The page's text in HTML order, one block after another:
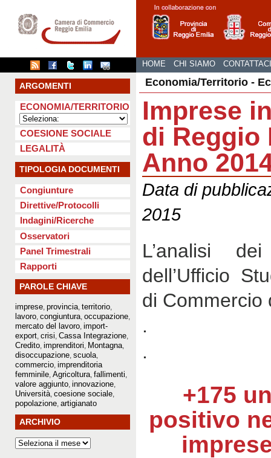
HOME CHI SIAMO CONTATTACI
ARGOMENTI
ECONOMIA/TERRITORIO
COESIONE SOCIALE
LEGALITÀ
TIPOLOGIA DOCUMENTI
Congiunture
Direttive/Protocolli
Indagini/Ricerche
Osservatori
Panel Trimestrali
Rapporti
PAROLE CHIAVE
imprese provincia territorio
lavoro congiuntura occupazione
mercato del lavoro import-
export crisi Cassa Integrazione
Credito imprenditori Montagna
disoccupazione scuola
commercio imprenditoria
femminile Agricoltura fallimenti
valore aggiunto innovazione
Università coesione sociale
popolazione artigianato
ARCHIVIO
Economia/Territorio -
Imprese
di Reggio
Anno
Data di
2015
L’analisi
dell’Ufficio
di Commercio
.
.
+175
positivo